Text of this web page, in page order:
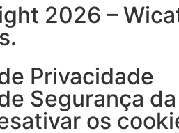
2026 –
Privacidade
Segurança
os